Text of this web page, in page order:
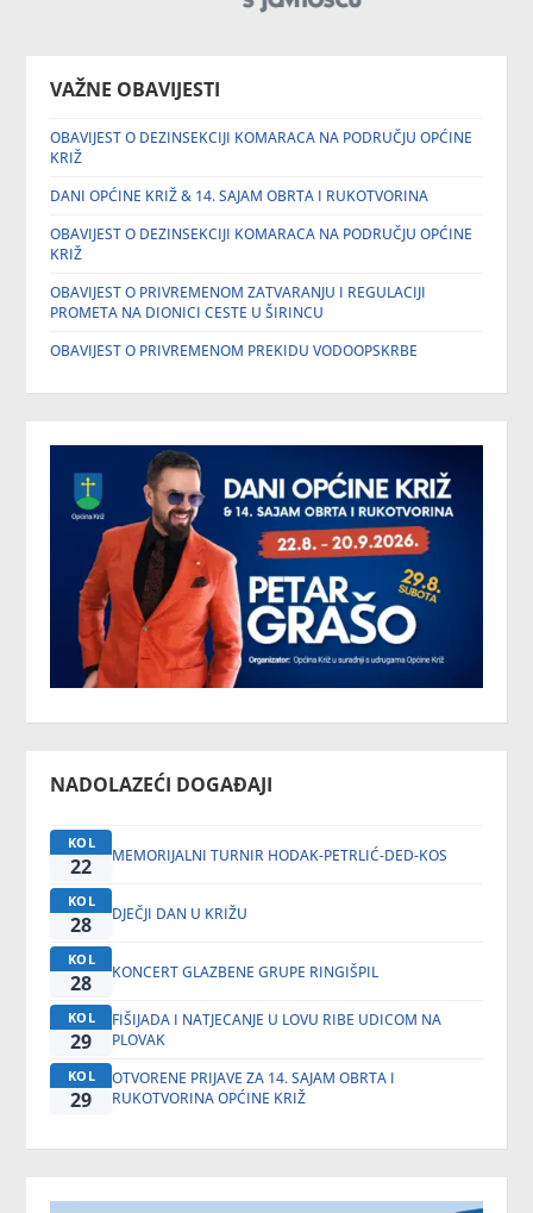
VAŽNE OBAVIJESTI
OBAVIJEST O DEZINSEKCIJI KOMARACA NA PODRUČJU OPĆINE
KRIŽ
DANI OPĆINE KRIŽ & 14. SAJAM OBRTA I RUKOTVORINA
OBAVIJEST O DEZINSEKCIJI KOMARACA NA PODRUČJU OPĆINE
KRIŽ
OBAVIJEST O PRIVREMENOM ZATVARANJU I REGULACIJI
PROMETA NA DIONICI CESTE U ŠIRINCU
OBAVIJEST O PRIVREMENOM PREKIDU VODOOPSKRBE
NADOLAZEĆI DOGAĐAJI
KOL
22 MEMORIJALNI TURNIR HODAK-PETRLIĆ-DED-KOS
KOL
28 DJEČJI DAN U KRIŽU
KOL
28 KONCERT GLAZBENE GRUPE RINGIŠPIL
KOL
29
FIŠIJADA I NATJECANJE U LOVU RIBE UDICOM NA
PLOVAK
KOL
29
OTVORENE PRIJAVE ZA 14. SAJAM OBRTA I
RUKOTVORINA OPĆINE KRIŽ